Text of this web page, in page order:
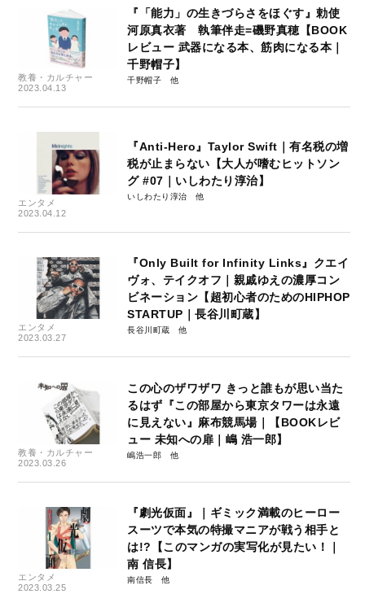
教養・カルチャー
2023.04.13
『「能力」の生きづらさをほぐす』勅使
河原真衣著 執筆伴走=磯野真穂【BOOK
レビュー 武器になる本、筋肉になる本｜
千野帽子】
千野帽子
エンタメ
2023.04.12
『Anti-Hero』Taylor Swift｜有名税の増
税が止まらない【大人が嗜むヒットソン
グ #07｜いしわたり淳治】
いしわたり淳治
エンタメ
2023.03.27
『Only Built for Infinity Links』クエイ
ヴォ、テイクオフ｜親戚ゆえの濃厚コン
ビネーション【超初心者のためのHIPHOP
STARTUP｜長谷川町蔵】
長谷川町蔵
教養・カルチャー
2023.03.26
この心のザワザワ きっと誰もが思い当た
るはず『この部屋から東京タワーは永遠
に見えない』麻布競馬場｜【BOOKレビ
ュー 未知への扉｜嶋 浩一郎】
嶋浩一郎
エンタメ
2023.03.25
『劇光仮面』｜ギミック満載のヒーロー
スーツで本気の特撮マニアが戦う相手と
は!?【このマンガの実写化が見たい！｜
南 信長】
南信長